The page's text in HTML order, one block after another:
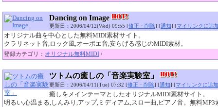
Dancing on Image
更新日：2006/04/12(Wed) 09:55 [修正・削除] [通知] [マイリンクに追
オリジナル曲を中心とした無料MIDI素材サイト。
クラリネット音,ロック風,オーボエ音,安らげる感じのMIDI素材。
登録カテゴリ： オリジナル無料MIDI /
ツトムの癒しの「音楽実験室」
更新日：2006/04/11(Tue) 07:32 [修正・削除] [通知] [マイリンクに追加
癒しをメインテーマとしたオリジナルMIDI素材サイト。
明るい,心温まる,しんみり,アップ,ミディアム,スロー曲,ピアノ音。無料MP3